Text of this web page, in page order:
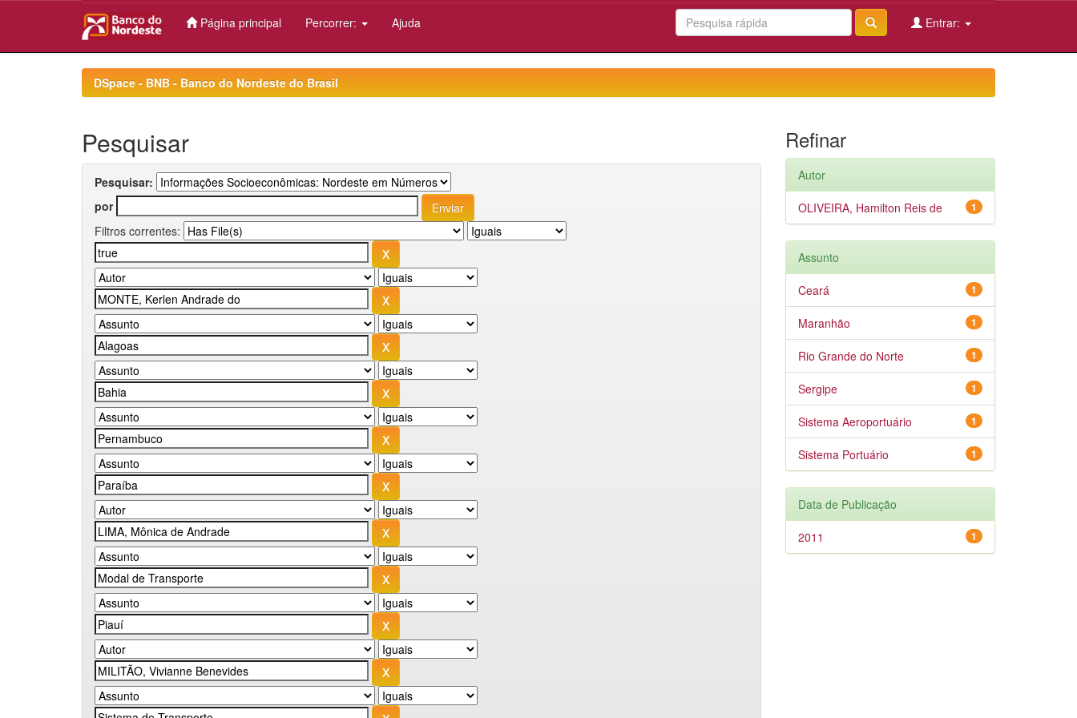
Página principal Percorrer: Ajuda Entrar:
DSpace - BNB - Banco do Nordeste do Brasil
Pesquisar
Pesquisar:
por
Filtros correntes:
Refinar
Autor
1
OLIVEIRA, Hamilton Reis de
Assunto
1
Ceará
1
Maranhão
1
Rio Grande do Norte
1
Sergipe
1
Sistema Aeroportuário
1
Sistema Portuário
Data de Publicação
1
2011